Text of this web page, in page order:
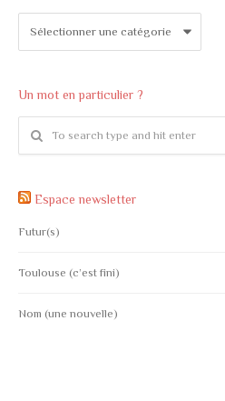
Un mot en particulier ?
Espace newsletter
Futur(s)
Toulouse (c’est fini)
Nom (une nouvelle)